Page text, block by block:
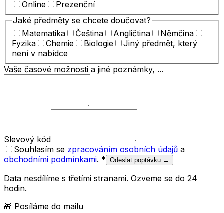
Online
Prezenční
Jaké předměty se chcete doučovat?
Matematika
Čeština Angličtina
Němčina
Fyzika
Chemie Biologie
Jiný předmět, který
není v nabídce
Vaše časové možnosti a jiné poznámky, ...
Slevový kód
Souhlasím se zpracováním osobních údajů a
obchodními podmínkami. * Odeslat poptávku →
Data nesdílíme s třetími stranami. Ozveme se do 24
hodin.
🎁 Posíláme do mailu